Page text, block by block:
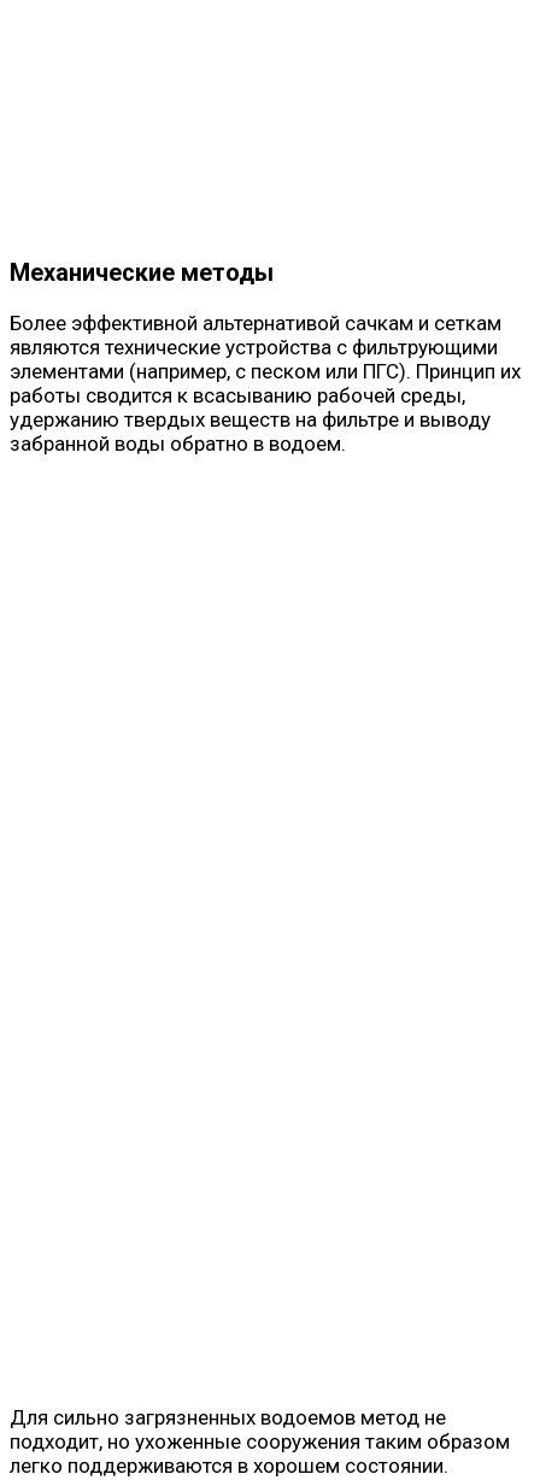
Механические методы
Более эффективной альтернативой сачкам и сеткам
являются технические устройства с фильтрующими
элементами (например, с песком или ПГС). Принцип их
работы сводится к всасыванию рабочей среды,
удержанию твердых веществ на фильтре и выводу
забранной воды обратно в водоем.
Для сильно загрязненных водоемов метод не
подходит, но ухоженные сооружения таким образом
легко поддерживаются в хорошем состоянии.